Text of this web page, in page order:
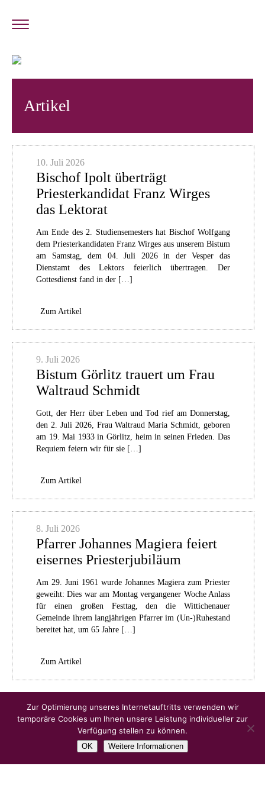
Artikel
10. Juli 2026
Bischof Ipolt überträgt
Priesterkandidat Franz Wirges
das Lektorat
Am Ende des 2. Studiensemesters hat Bischof Wolfgang
dem Priesterkandidaten Franz Wirges aus unserem Bistum
am Samstag, dem 04. Juli 2026 in der Vesper das
Dienstamt des Lektors feierlich übertragen. Der
Gottesdienst fand in der […]
Zum Artikel
9. Juli 2026
Bistum Görlitz trauert um Frau
Waltraud Schmidt
Gott, der Herr über Leben und Tod rief am Donnerstag,
den 2. Juli 2026, Frau Waltraud Maria Schmidt, geboren
am 19. Mai 1933 in Görlitz, heim in seinen Frieden. Das
Requiem feiern wir für sie […]
Zum Artikel
8. Juli 2026
Pfarrer Johannes Magiera feiert
eisernes Priesterjubiläum
Am 29. Juni 1961 wurde Johannes Magiera zum Priester
geweiht: Dies war am Montag vergangener Woche Anlass
für einen großen Festtag, den die Wittichenauer
Gemeinde ihrem langjährigen Pfarrer im (Un-)Ruhestand
bereitet hat, um 65 Jahre […]
Zum Artikel
Ältere Artikel
Zur Optimierung unseres Internetauftritts verwenden wir
temporäre Cookies um Ihnen unsere Leistung individueller zur
Verfügung stellen zu können.
OK Weitere Informationen